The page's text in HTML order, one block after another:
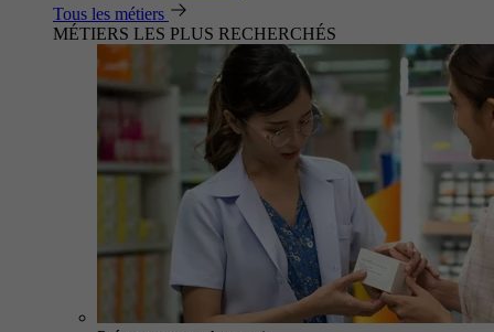
Tous les métiers
MÉTIERS LES PLUS RECHERCHÉS